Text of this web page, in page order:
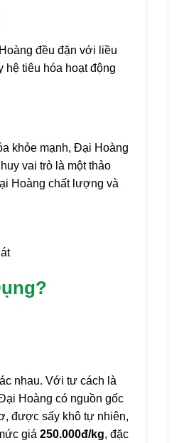
đều đặn với liều
hệ tiêu hóa hoạt động
khỏe mạnh, Đại Hoàng
vai trò là một thảo
Hoàng chất lượng và
nhau. Với tư cách là
Hoàng có nguồn gốc
được sấy khô tự nhiên,
giá 250.000đ/kg, đặc